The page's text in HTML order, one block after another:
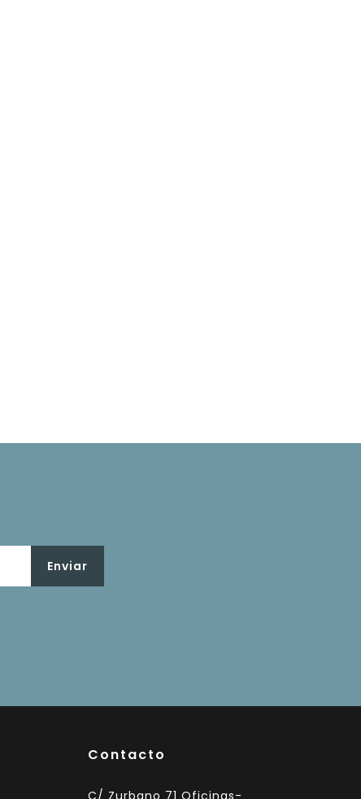
Contacto
C/ Zurbano 71 Oficinas-